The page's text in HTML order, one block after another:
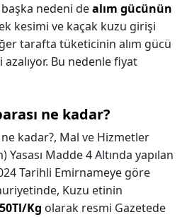
nedeni dealım gücünün
kesimi ve kaçak kuzu girişi
tarafta tüketicinin alım gücü
Bu nedenle fiyat
ne kadar?
kadar?, Mal ve Hizmetler
Madde 4 Altında yapılan
Tarihli Emirnameye göre
Kuzu etinin
Kg olarak resmi Gazetede